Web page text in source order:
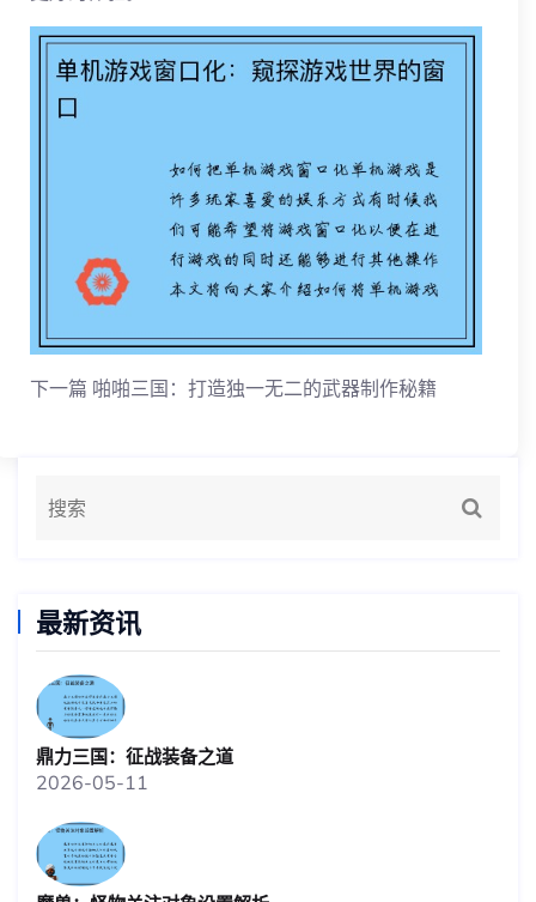
下一篇 啪啪三国：打造独一无二的武器制作秘籍
最新资讯
鼎力三国：征战装备之道
2026-05-11